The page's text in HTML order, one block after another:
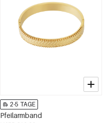
2-5 TAGE
Pfeilarmband